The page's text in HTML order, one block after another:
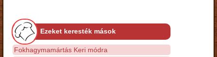
Ezeket keresték mások
Fokhagymamártás Keri módra